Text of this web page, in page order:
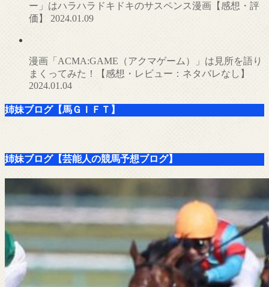
ー」はハラハラドキドキのサスペンス漫画【感想・評
価】 2024.01.09
漫画「ACMA:GAME（アクマゲーム）」は見所を語り
まくってみた！【感想・レビュー：ネタバレなし】
2024.01.04
姉妹ブログ【馬ＧＩＦＴ】
姉妹ブログ【芸能人の競馬予想ブログ】